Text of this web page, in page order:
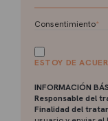
Consentimiento*
ESTOY DE
INFORMACIÓN
Responsable del
Finalidad del